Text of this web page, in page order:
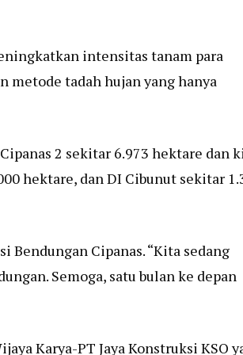
intensitas tanam para
metode tadah hujan yang hanya
2 sekitar 6.973 hektare dan
hektare, dan DI Cibunut sekitar
Bendungan Cipanas. “Kita sedang
Semoga, satu bulan ke depan
Karya-PT Jaya Konstruksi KSO